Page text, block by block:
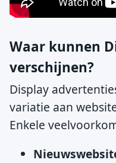
Waar kunnen
verschijnen?
Display
variatie aan
Enkele